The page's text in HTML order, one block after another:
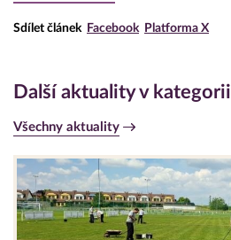
Sdílet článek Facebook Platforma X
Další aktuality v kategorii
Všechny aktuality